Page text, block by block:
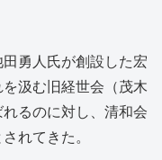
勇人氏が創設した宏
汲む旧経世会（茂木
るのに対し、清和会
れてきた。